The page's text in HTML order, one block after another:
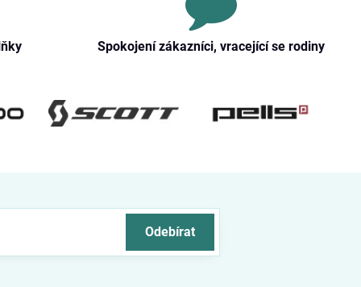
Spokojení zákazníci, vracející se rodiny
Odebírat